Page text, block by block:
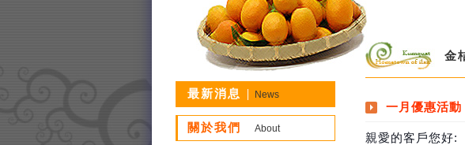
最新消息 News
關於我們 About
金
一月優惠活動
親愛的客戶您好: